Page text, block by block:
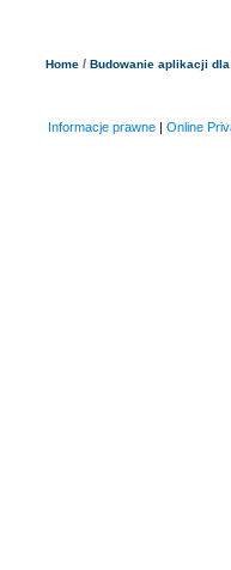
Home / Budowanie aplikacji
Informacje prawne | Online